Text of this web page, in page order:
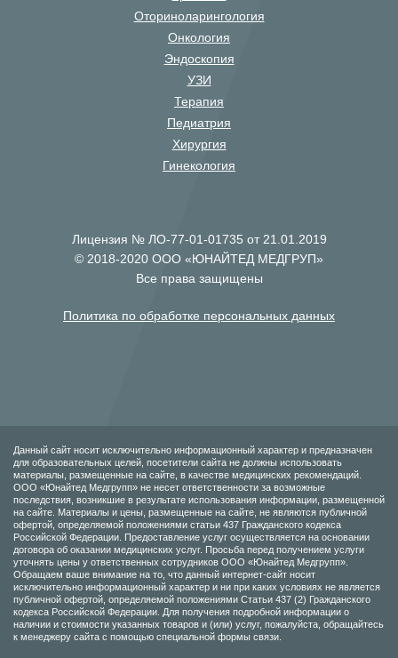
Оториноларингология
Онкология
Эндоскопия
УЗИ
Терапия
Педиатрия
Хирургия
Гинекология
Лицензия № ЛО-77-01-01735 от 21.01.2019
© 2018-2020 ООО «ЮНАЙТЕД МЕДГРУП»
Все права защищены
Политика по обработке персональных данных
Данный сайт носит исключительно информационный характер и предназначен
для образовательных целей, посетители сайта не должны использовать
материалы, размещенные на сайте, в качестве медицинских рекомендаций.
ООО «Юнайтед Медгрупп» не несет ответственности за возможные
последствия, возникшие в результате использования информации, размещенной
на сайте. Материалы и цены, размещенные на сайте, не являются публичной
офертой, определяемой положениями статьи 437 Гражданского кодекса
Российской Федерации. Предоставление услуг осуществляется на основании
договора об оказании медицинских услуг. Просьба перед получением услуги
уточнять цены у ответственных сотрудников ООО «Юнайтед Медгрупп».
Обращаем ваше внимание на то, что данный интернет-сайт носит
исключительно информационный характер и ни при каких условиях не является
публичной офертой, определяемой положениями Статьи 437 (2) Гражданского
кодекса Российской Федерации. Для получения подробной информации о
наличии и стоимости указанных товаров и (или) услуг, пожалуйста, обращайтесь
к менеджеру сайта с помощью специальной формы связи.